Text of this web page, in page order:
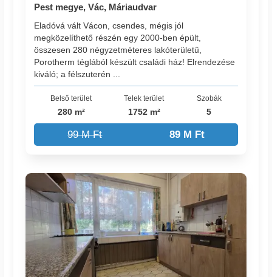
Pest megye, Vác, Máriaudvar
Eladóvá vált Vácon, csendes, mégis jól
megközelíthető részén egy 2000-ben épült,
összesen 280 négyzetméteres lakóterületű,
Porotherm téglából készült családi ház! Elrendezése
kiváló; a félszuterén ...
Belső terület
280 m²
Telek terület
1752 m²
Szobák
5
99 M Ft 89 M Ft